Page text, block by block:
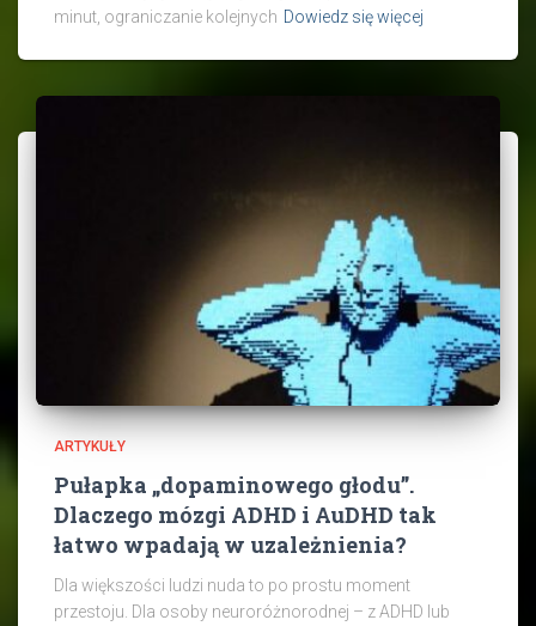
minut, ograniczanie kolejnych Dowiedz się więcej
ARTYKUŁY
Pułapka „dopaminowego głodu”.
Dlaczego mózgi ADHD i AuDHD tak
łatwo wpadają w uzależnienia?
Dla większości ludzi nuda to po prostu moment
przestoju. Dla osoby neuroróżnorodnej – z ADHD lub